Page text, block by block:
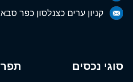
סוגי נכסים
קניון ערים כצנלסון כפר סבא